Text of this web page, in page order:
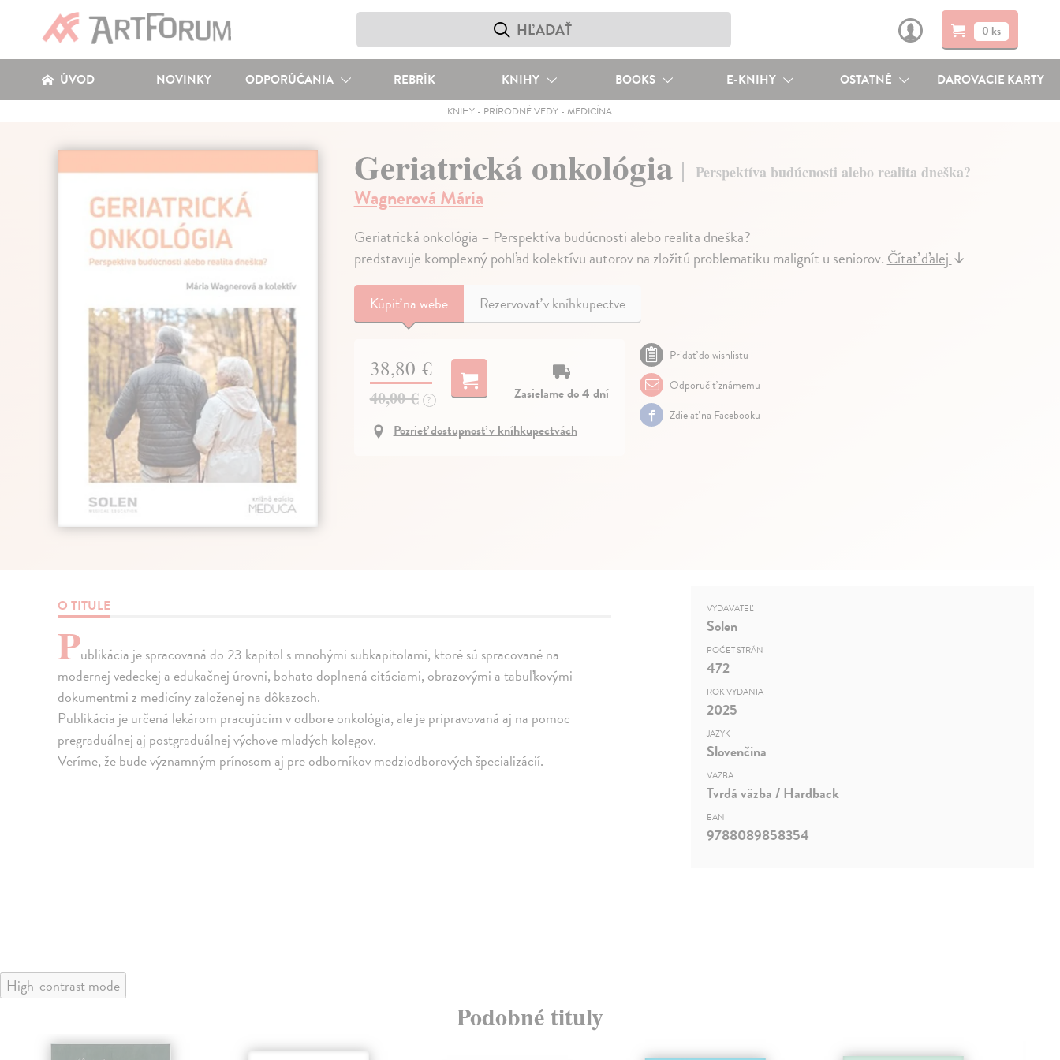
0 ks
ÚVOD NOVINKY ODPORÚČANIA REBRÍK KNIHY BOOKS E-KNIHY OSTATNÉ DAROVACIE KARTY
KNIHY - PRÍRODNÉ VEDY -MEDICÍNA
Geriatrická onkológia Perspektíva budúcnosti alebo realita dneška?
Wagnerová Mária
Geriatrická onkológia – Perspektíva budúcnosti alebo realita dneška?
predstavuje komplexný pohľad kolektívu autorov na zložitú problematiku malignít u seniorov.Čítať ďalej↓
Kúpiťna webe Rezervovať v kníhkupectve
38,80 €
40,00 € ?
Zasielame do 4 dní
Pozrieť dostupnosť v kníhkupectvách
Pridať do wishlistu
Odporučiť známemu
Zdielať na Facebooku
O TITULE
Publikácia je spracovaná do 23 kapitol s mnohými subkapitolami, ktoré sú spracované na
modernej vedeckej a edukačnej úrovni, bohato doplnená citáciami, obrazovými a tabuľkovými
dokumentmi z medicíny založenej na dôkazoch.
Publikácia je určená lekárom pracujúcim v odbore onkológia, ale je pripravovaná aj na pomoc
pregraduálnej aj postgraduálnej výchove mladých kolegov.
Veríme, že bude významným prínosom aj pre odborníkov medziodborových špecializácií.
VYDAVATEĽ
Solen
POČET STRÁN
472
ROK VYDANIA
2025
JAZYK
Slovenčina
VÄZBA
Tvrdá väzba / Hardback
EAN
9788089858354
High-contrast mode
Podobné tituly